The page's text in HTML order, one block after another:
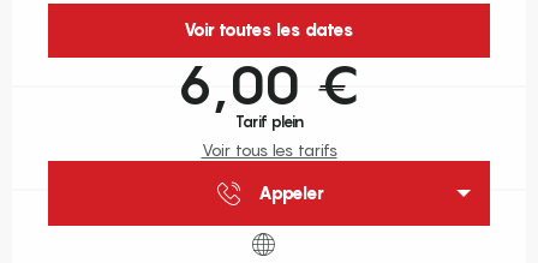
Voir toutes les dates
6,00 €
Tarif plein
Voir tous les tarifs
Appeler